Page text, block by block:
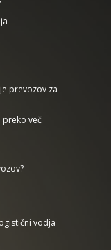
prevozov za
več
vodja